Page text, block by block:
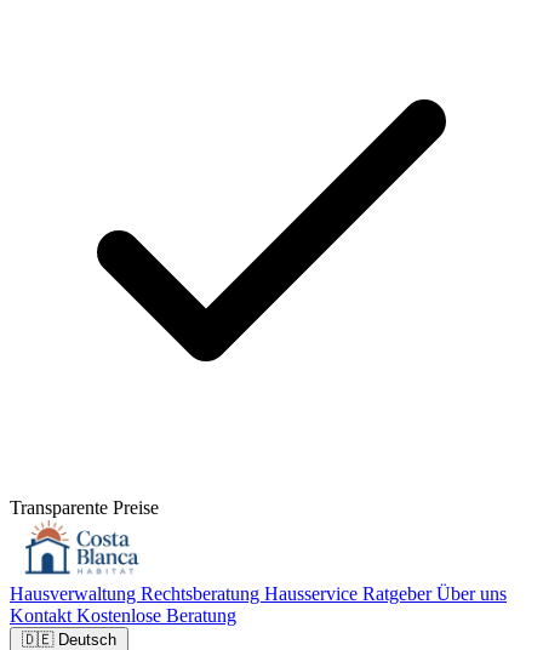
Transparente Preise
Hausverwaltung Rechtsberatung Hausservice RatgeberÜber uns
Kontakt Kostenlose Beratung
🇩🇪 Deutsch